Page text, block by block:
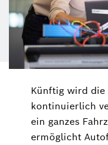
Künftig wird die
kontinuierlich
ein ganzes
ermöglicht